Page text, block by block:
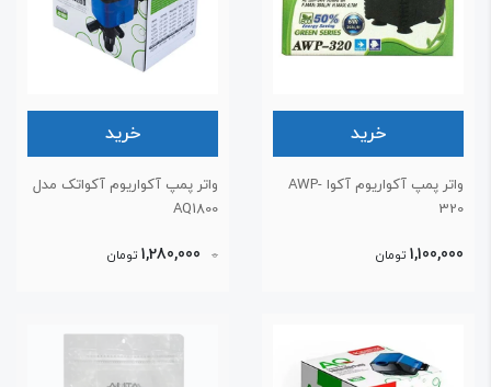
خرید
واتر پمپ آکواریوم آکوا AWP-
تومان
خرید
واتر پمپ آکواریوم آکواتک مدل
AQ1800
1,280,000 تومان